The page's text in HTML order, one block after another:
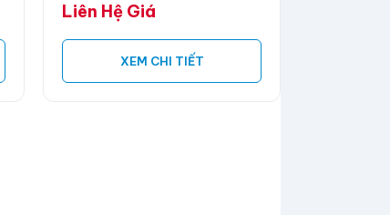
Liên Hệ Giá
XEM CHI TIẾT